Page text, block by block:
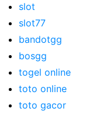
slot
slot77
bandotgg
bosgg
togel online
toto online
toto gacor